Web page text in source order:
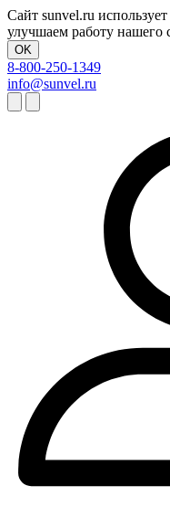
Сайт sunvel.ru
улучшаем работу нашего
OK
8-800-250-1349
info@sunvel.ru